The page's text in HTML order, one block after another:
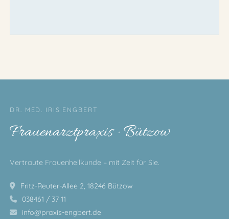
DR. MED. IRIS ENGBERT
Frauenarztpraxis · Bützow
Vertraute Frauenheilkunde – mit Zeit für Sie.
Fritz-Reuter-Allee 2, 18246 Bützow
038461 / 37 11
info@praxis-engbert.de